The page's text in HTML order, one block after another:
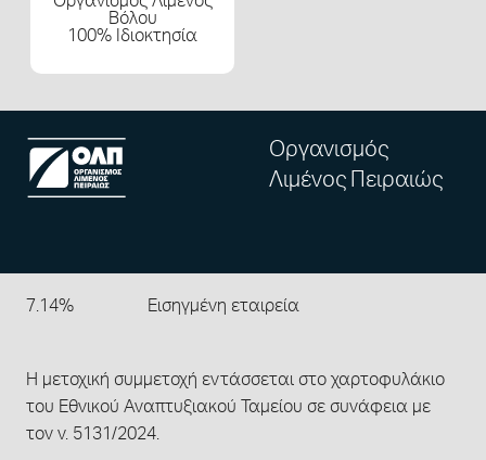
Βόλου
100% Ιδιοκτησία
Οργανισμός
Λιμένος Πειραιώς
7.14% Εισηγμένη εταιρεία
Η μετοχική συμμετοχή εντάσσεται στο χαρτοφυλάκιο
του Εθνικού Αναπτυξιακού Ταμείου σε συνάφεια με
τον ν. 5131/2024.